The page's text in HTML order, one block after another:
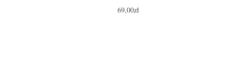
69,00zł